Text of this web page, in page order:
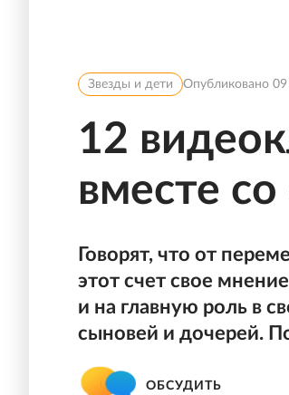
Звезды и дети Опубликовано
12
вместе
Говорят, что от
этот счет свое
и на главную роль в
сыновей и дочерей.
ОБСУДИТЬ